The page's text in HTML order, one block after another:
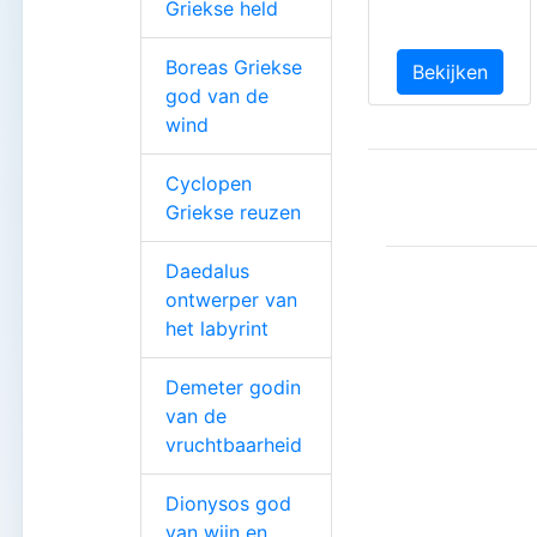
Bekijken
Griekse held
Boreas Griekse
god van de
wind
Cyclopen
Griekse reuzen
Daedalus
ontwerper van
het labyrint
Demeter godin
van de
vruchtbaarheid
Dionysos god
van wijn en